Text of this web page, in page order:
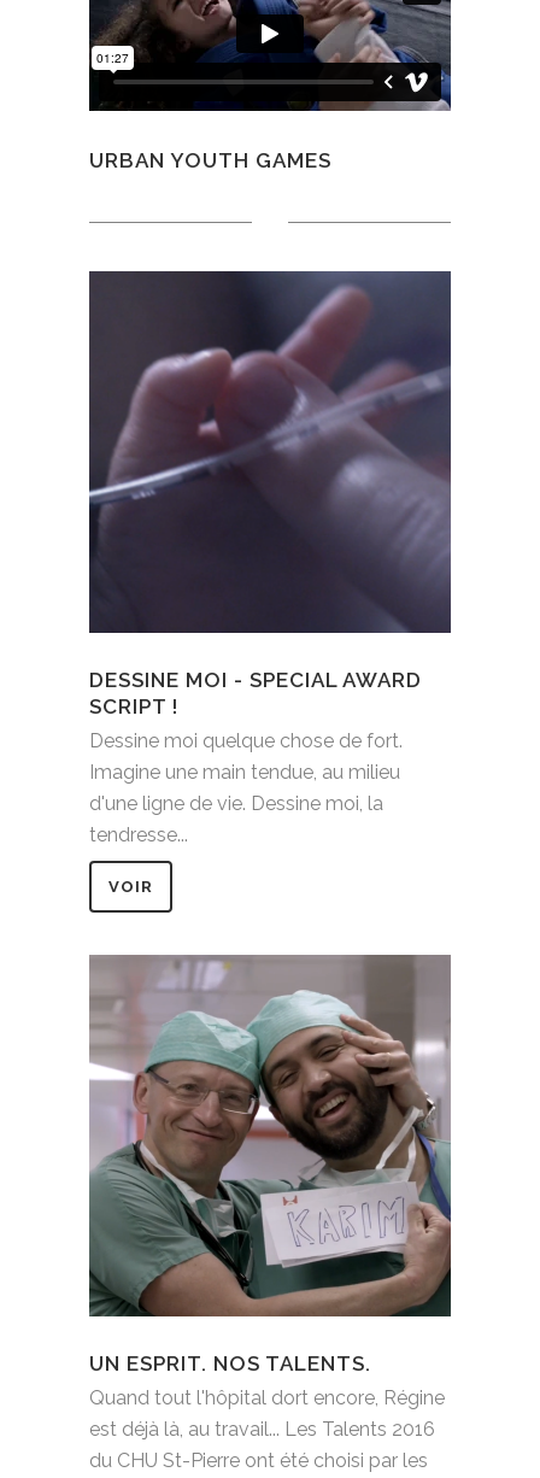
URBAN YOUTH GAMES
DESSINE MOI - SPECIAL AWARD
SCRIPT !
Dessine moi quelque chose de fort.
Imagine une main tendue, au milieu
d'une ligne de vie. Dessine moi, la
tendresse...
VOIR
UN ESPRIT. NOS TALENTS.
Quand tout l'hôpital dort encore, Régine
est déjà là, au travail... Les Talents 2016
du CHU St-Pierre ont été choisi par les